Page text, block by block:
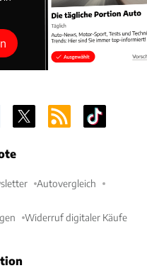
Autovergleich
Widerruf digitaler Käufe